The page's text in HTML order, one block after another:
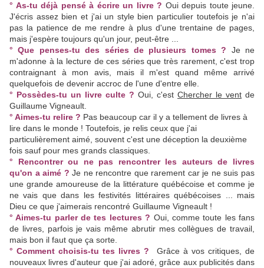
° As-tu déjà pensé à écrire un livre ? Oui depuis toute jeune.
J'écris assez bien et j'ai un style bien particulier toutefois je n'ai
pas la patience de me rendre à plus d'une trentaine de pages,
mais j'espère toujours qu'un jour, peut-être ...
° Que penses-tu des séries de plusieurs tomes ? Je ne
m'adonne à la lecture de ces séries que très rarement, c'est trop
contraignant à mon avis, mais il m'est quand même arrivé
quelquefois de devenir accroc de l'une d'entre elle.
° Possèdes-tu un livre culte ? Oui, c'est Chercher le vent de
Guillaume Vigneault.
° Aimes-tu relire ? Pas beaucoup car il y a tellement de livres à
lire dans le monde ! Toutefois, je relis ceux que j'ai
particulièrement aimé, souvent c'est une déception la deuxième
fois sauf pour mes grands classiques.
° Rencontrer ou ne pas rencontrer les auteurs de livres
qu'on a aimé ? Je ne rencontre que rarement car je ne suis pas
une grande amoureuse de la littérature québécoise et comme je
ne vais que dans les festivités littéraires québécoises ... mais
Dieu ce que j'aimerais rencontré Guillaume Vigneault !
° Aimes-tu parler de tes lectures ? Oui, comme toute les fans
de livres, parfois je vais même abrutir mes collègues de travail,
mais bon il faut que ça sorte.
° Comment choisis-tu tes livres ? Grâce à vos critiques, de
nouveaux livres d'auteur que j'ai adoré, grâce aux publicités dans